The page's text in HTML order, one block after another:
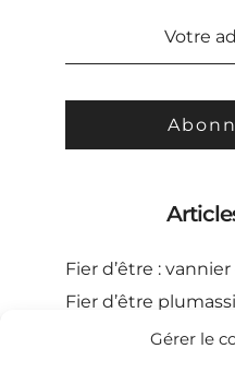
Gérer le
Fier d’être : vannier
Fier d’être
Fier d’être